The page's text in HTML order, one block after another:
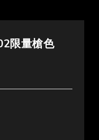
限量槍色